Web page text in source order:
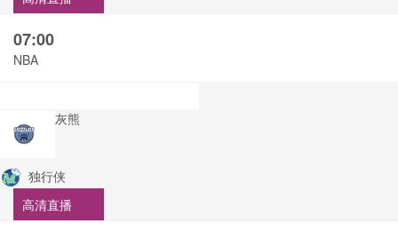
07:00
NBA
灰熊
独行侠
高清直播